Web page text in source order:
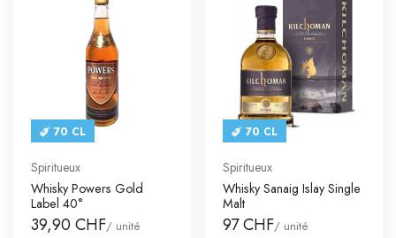
70 CL
Spiritueux
Whisky Powers Gold
Label 40°
39,90 CHF/ unité
70 CL
Spiritueux
Whisky Sanaig Islay Single
Malt
97 CHF/ unité